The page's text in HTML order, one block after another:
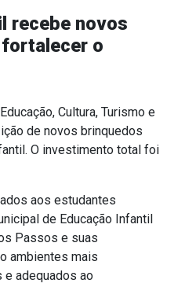
recebe novos
o
Cultura, Turismo e
de novos brinquedos
O investimento total foi
aos estudantes
de Educação Infantil
Passos e suas
ambientes mais
e adequados ao